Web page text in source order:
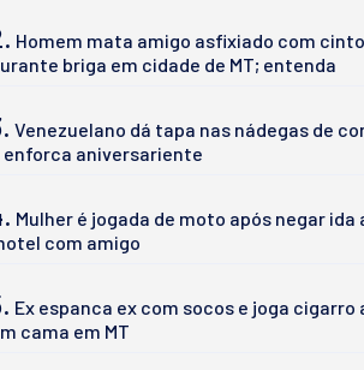
Homem mata amigo asfixiado com cinto
briga em cidade de MT; entenda
Venezuelano dá tapa nas nádegas de
enforca aniversariente
Mulher é jogada de moto após negar ida
com amigo
Ex espanca ex com socos e joga cigarro
cama em MT